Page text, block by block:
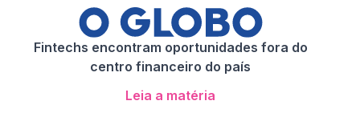
Fintechs encontram oportunidades fora do
centro financeiro do país
Leia a matéria